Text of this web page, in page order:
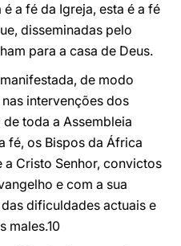
a fé da Igreja, esta é a fé
disseminadas pelo
para a casa de Deus.
de modo
intervenções dos
toda a Assembleia
fé, os Bispos da África
Cristo Senhor, convictos
e com a sua
dificuldades actuais e
males.10